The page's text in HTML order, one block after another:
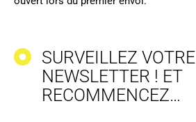
SURVEILLEZ VOTRE
NEWSLETTER ! ET
RECOMMENCEZ…